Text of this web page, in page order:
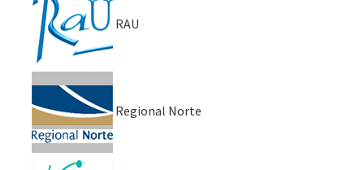
RAU
Regional Norte